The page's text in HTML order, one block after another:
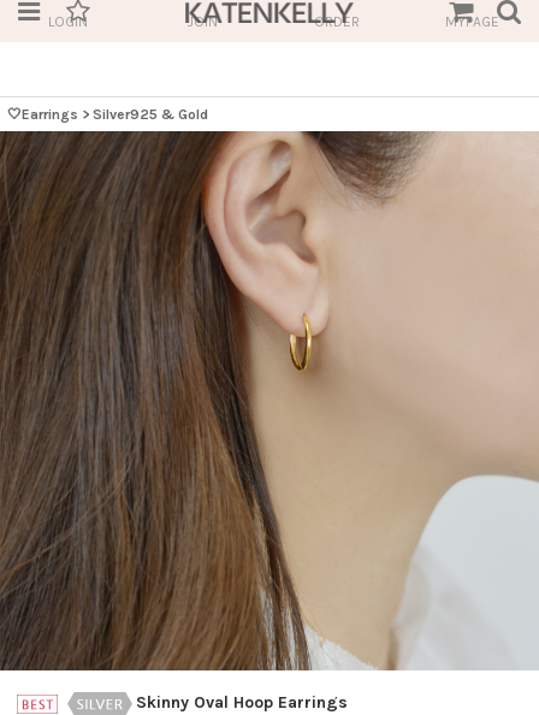
LOGIN JOIN ORDER MYPAGE
🤍Earrings > Silver925 & Gold
Skinny Oval Hoop Earrings